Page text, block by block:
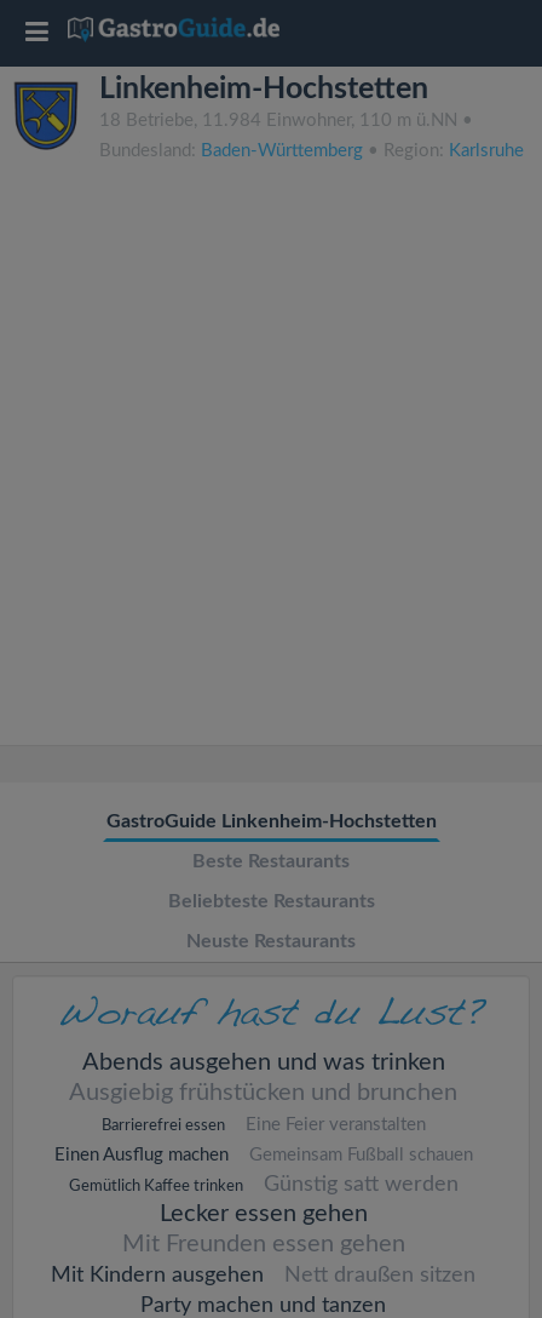
Linkenheim-Hochstetten
18 Betriebe, 11.984 Einwohner, 110 m ü.NN •
Bundesland: Baden-Württemberg • Region: Karlsruhe
GastroGuide Linkenheim-Hochstetten
Beste Restaurants
Beliebteste Restaurants
Neuste Restaurants
Abends ausgehen und was trinken
Ausgiebig frühstücken und brunchen
Barrierefrei essen
Eine Feier veranstalten
Einen Ausflug machen
Gemeinsam Fußball schauen
Gemütlich Kaffee trinken Günstig satt werden
Lecker essen gehen
Mit Freunden essen gehen
Mit Kindern ausgehen
Nett draußen sitzen
Party machen und tanzen
T
o